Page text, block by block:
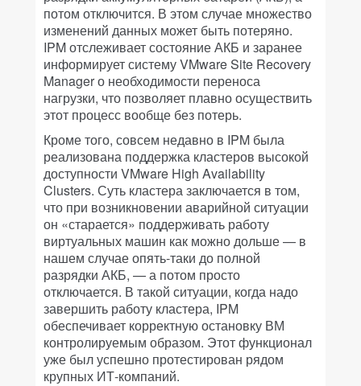
потом отключится. В этом случае множество
изменений данных может быть потеряно.
IPM отслеживает состояние АКБ и заранее
информирует систему VMware Site Recovery
Manager о необходимости переноса
нагрузки, что позволяет плавно осуществить
этот процесс вообще без потерь.
Кроме того, совсем недавно в IPM была
реализована поддержка кластеров высокой
доступности VMware High Availability
Clusters. Суть кластера заключается в том,
что при возникновении аварийной ситуации
он «старается» поддерживать работу
виртуальных машин как можно дольше — в
нашем случае опять-таки до полной
разрядки АКБ, — а потом просто
отключается. В такой ситуации, когда надо
завершить работу кластера, IPM
обеспечивает корректную остановку ВМ
контролируемым образом. Этот функционал
уже был успешно протестирован рядом
крупных ИТ-компаний.